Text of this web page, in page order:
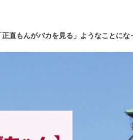
直もんがバカを見る」ようなことにな